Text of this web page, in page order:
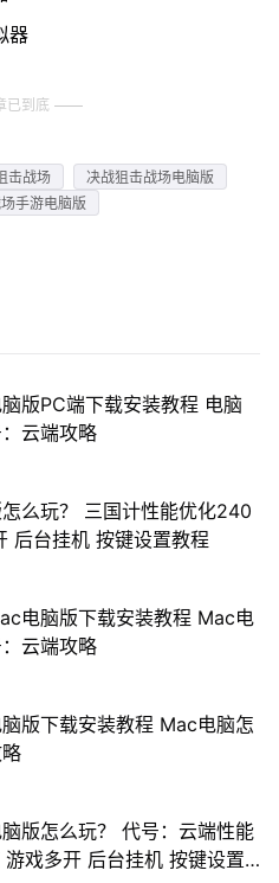
器
已到底
击战场
决战狙击战场电脑版
手游电脑版
版PC端下载安装教程 电脑
云端攻略
么玩？ 三国计性能优化240
后台挂机 按键设置教程
电脑版下载安装教程 Mac电
云端攻略
版下载安装教程 Mac电脑怎
版怎么玩？ 代号：云端性能
戏多开 后台挂机 按键设置